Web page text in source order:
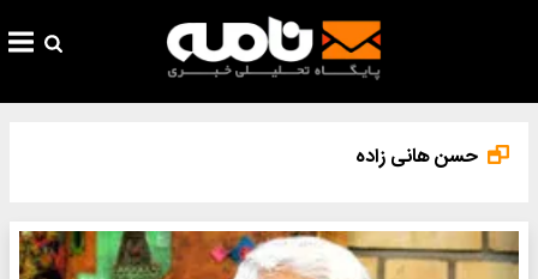
حسن هانی زاده